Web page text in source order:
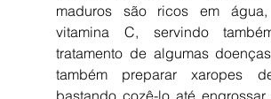
maduros são ricos em
vitamina C, servindo
tratamento de algumas
também preparar xaropes